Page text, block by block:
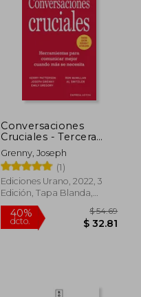
Rápido
Conversaciones
Cruciales - Tercera
Edición Revisada
Grenny, Joseph
(1)
Ediciones Urano, 2022, 3
Edición, Tapa Blanda,
Nuevo